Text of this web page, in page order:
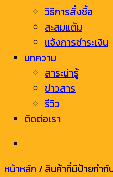
วิธีการสั่งซื้อ
สะสมแต้ม
แจ้งการชำระเงิน
บทความ
สาระน่ารู้
ข่าวสาร
รีวิว
ติดต่อเรา
หน้าหลัก/สินค้าที่มีป้ายกำ